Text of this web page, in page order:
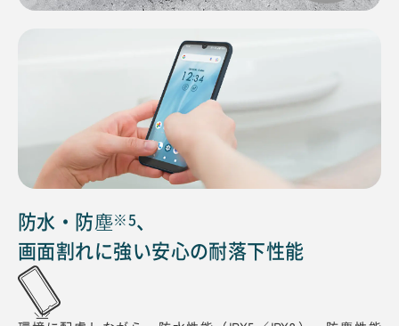
防水・防塵※5、
画面割れに強い安心の耐落下性能